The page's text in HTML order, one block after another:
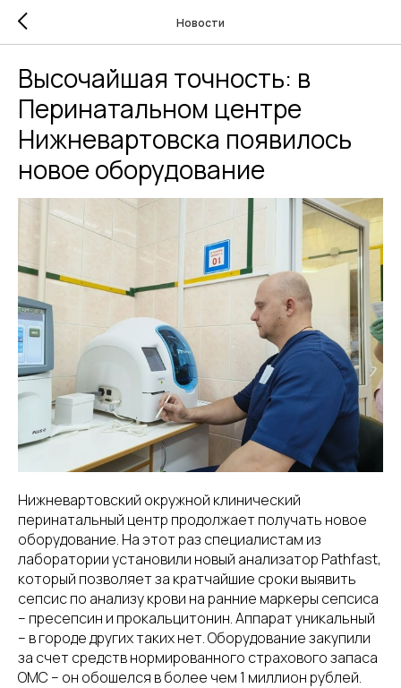
Новости
Высочайшая точность: в
Перинатальном центре
Нижневартовска появилось
новое оборудование
Нижневартовский окружной клинический
перинатальный центр продолжает получать новое
оборудование. На этот раз специалистам из
лаборатории установили новый анализатор Pathfast,
который позволяет за кратчайшие сроки выявить
сепсис по анализу крови на ранние маркеры сепсиса
– пресепсин и прокальцитонин. Аппарат уникальный
– в городе других таких нет. Оборудование закупили
за счет средств нормированного страхового запаса
ОМС – он обошелся в более чем 1 миллион рублей.